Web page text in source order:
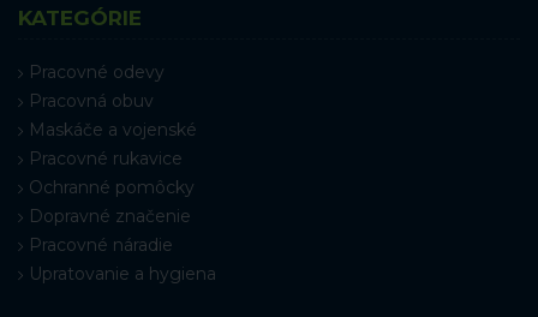
KATEGÓRIE
Pracovné odevy
Pracovná obuv
Maskáče a vojenské
Pracovné rukavice
Ochranné pomôcky
Dopravné značenie
Pracovné náradie
Upratovanie a hygiena